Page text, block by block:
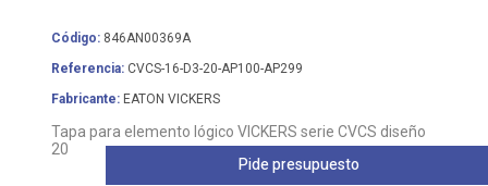
Código: 846AN00369A
Referencia: CVCS-16-D3-20-AP100-AP299
Fabricante: EATON VICKERS
Tapa para elemento lógico VICKERS serie CVCS diseño
20
Pide presupuesto